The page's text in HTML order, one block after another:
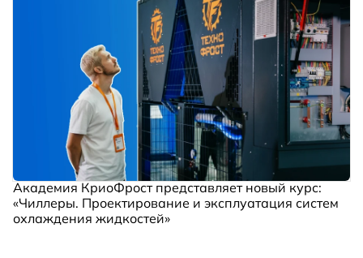
Академия КриоФрост представляет новый курс:
«Чиллеры. Проектирование и эксплуатация систем
охлаждения жидкостей»